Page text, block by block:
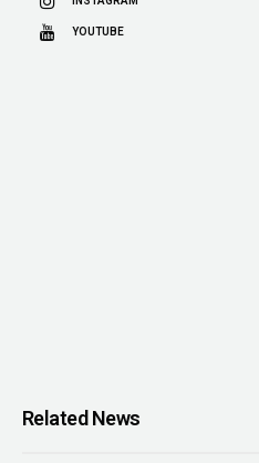
YOUTUBE
Related News